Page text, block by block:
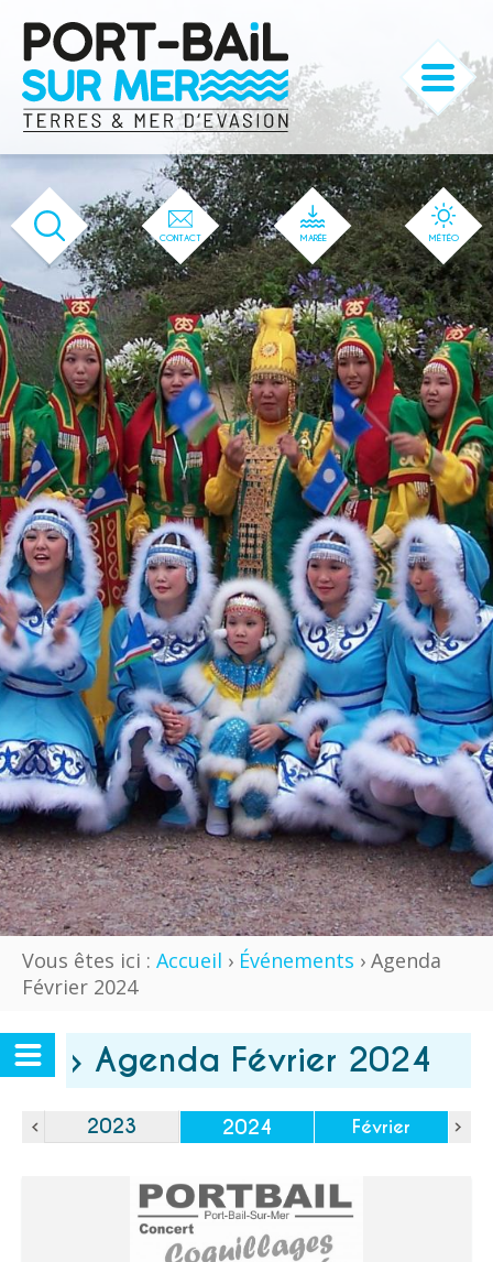
CONTACT MARÉE MÉTÉO
Vous êtes ici : Accueil › Événements › Agenda
Février 2024
› Agenda Février 2024
2023 2024 Février